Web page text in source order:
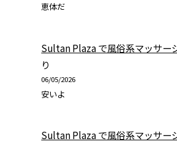
恵体だ
Sultan Plaza で風俗系マッサー
り
06/05/2026
安いよ
Sultan Plaza で風俗系マッサー